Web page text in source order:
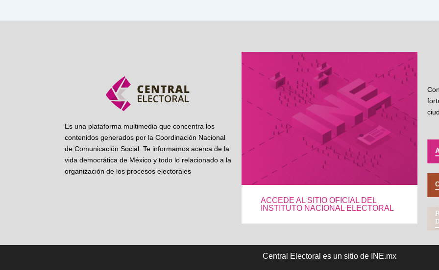
Es una plataforma multimedia que concentra los
contenidos generados por la Coordinación Nacional
de Comunicación Social. Te informamos acerca de la
vida democrática de México y todo lo relacionado a la
organización de los procesos electorales
ACCEDE AL SITIO OFICIAL DEL
INSTITUTO NACIONAL ELECTORAL
Central Electoral es un sitio de INE.mx